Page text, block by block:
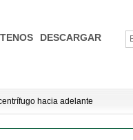
DESCARGAR
hacia adelante